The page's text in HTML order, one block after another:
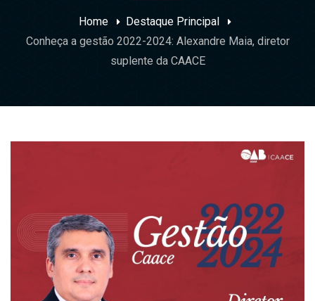
Home
Destaque Principal
Conheça a gestão 2022-2024: Alexandre Maia, diretor
suplente da CAACE